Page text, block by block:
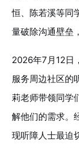
恒、陈若溪等同
量破除沟通壁垒
2026年7月12日
服务周边社区的
莉老师带领同学
解他们的需求。
现听障人士最迫